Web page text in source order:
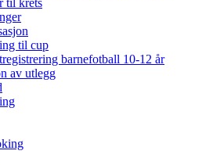
til krets
til cup
barnefotball 10-12 år
av utlegg